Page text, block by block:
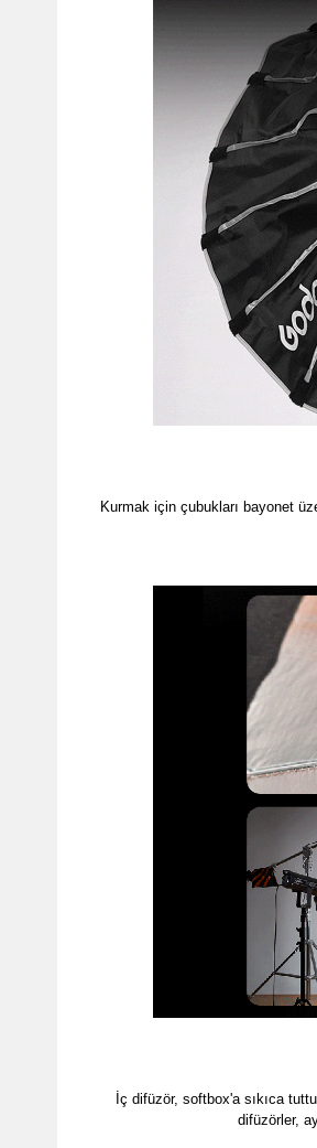
Kurmak için çubukları bayonet
İç difüzör, softbox'a sıkıca
difüzörler,